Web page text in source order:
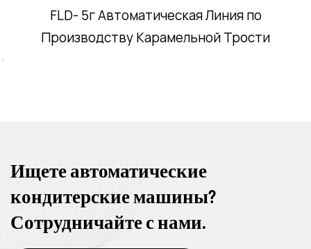
FLD- 5г Автоматическая Линия по
Производству Карамельной Трости
Ищете автоматические
кондитерские машины?
Сотрудничайте с нами.